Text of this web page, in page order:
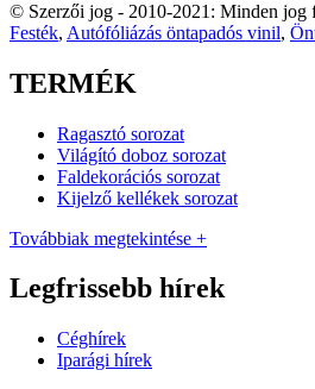
© Szerzői jog - 2010-2021: Minden jog
Festék, Autófóliázás öntapadós vinil,
TERMÉK
Ragasztó sorozat
Világító doboz sorozat
Faldekorációs sorozat
Kijelző kellékek sorozat
Továbbiak megtekintése +
Legfrissebb hírek
Céghírek
Iparági hírek